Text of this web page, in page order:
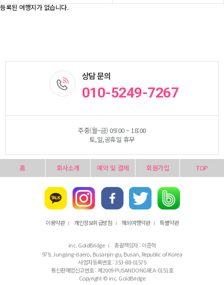
등록된 여행지가 없습니다.
상담 문의
010-5249-7267
주중(월~금) 09:00 ~ 18:00
토,일,공휴일 휴무
홈 회사소개 예약 및 결제 회원가입 TOP
이용약관 l 개인정보취급방침 l 해외여행약관 l 특별약관
inc. GoldBridge l
총괄책임자 : 이준혁
979, Jungang-daero, Busanjin-gu, Busan, Republic of Korea
사업자등록번호 : 353-88-01575
통신판매업신고번호 : 제2009-PUSANDONGREA-0151호
Copyright © inc. GoldBridge